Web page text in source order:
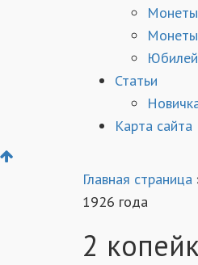
Статьи
Карта сайта
Главная страница
1926 года
2